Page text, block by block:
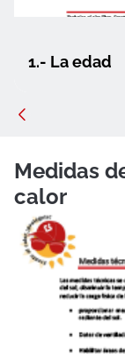
1.- La edad
Medidas
calor